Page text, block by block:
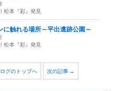
松本『彩』発見
に触れる場所～平出遺跡公園～
松本『彩』発見
グのトップへ 次の記事 →